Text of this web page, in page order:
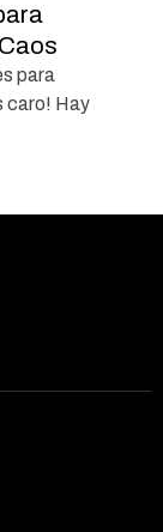
para
caro! Hay